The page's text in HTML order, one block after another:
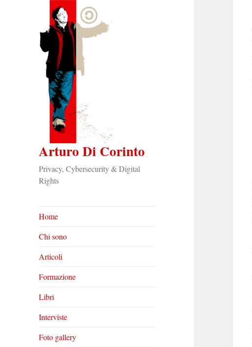
Arturo Di Corinto
Privacy, Cybersecurity & Digital
Rights
Home
Chi sono
Articoli
Formazione
Libri
Interviste
Foto gallery